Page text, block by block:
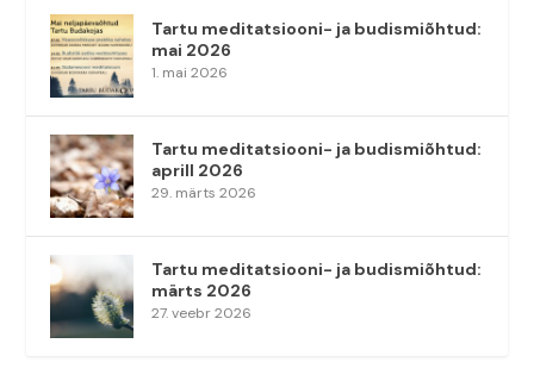
Tartu meditatsiooni- ja budismiõhtud:
mai 2026
1. mai 2026
Tartu meditatsiooni- ja budismiõhtud:
aprill 2026
29. märts 2026
Tartu meditatsiooni- ja budismiõhtud:
märts 2026
27. veebr 2026